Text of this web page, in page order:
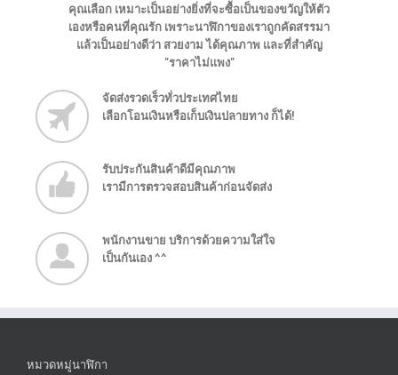
คุณเลือก เหมาะเป็นอย่างยิ่งที่จะซื้อเป็นของขวัญให้ตัว
เองหรือคนที่คุณรัก เพราะนาฬิกาของเราถูกคัดสรรมา
แล้วเป็นอย่างดีว่า สวยงาม ได้คุณภาพ และที่สำคัญ
"ราคาไม่แพง"
จัดส่งรวดเร็วทั่วประเทศไทย
เลือกโอนเงินหรือเก็บเงินปลายทาง ก็ได้!
รับประกันสินค้าดีมีคุณภาพ
เรามีการตรวจสอบสินค้าก่อนจัดส่ง
พนักงานขาย บริการด้วยความใส่ใจ
เป็นกันเอง ^^
หมวดหมู่นาฬิกา